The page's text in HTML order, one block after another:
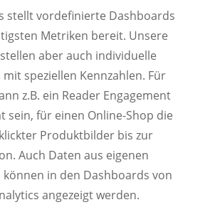
stellt vordefinierte Dashboards
Metriken bereit. Unsere
aber auch individuelle
speziellen Kennzahlen. Für
z.B. ein Reader Engagement
sein, für einen Online-Shop die
Produktbilder bis zur
Auch Daten aus eigenen
in den Dashboards von
angezeigt werden.